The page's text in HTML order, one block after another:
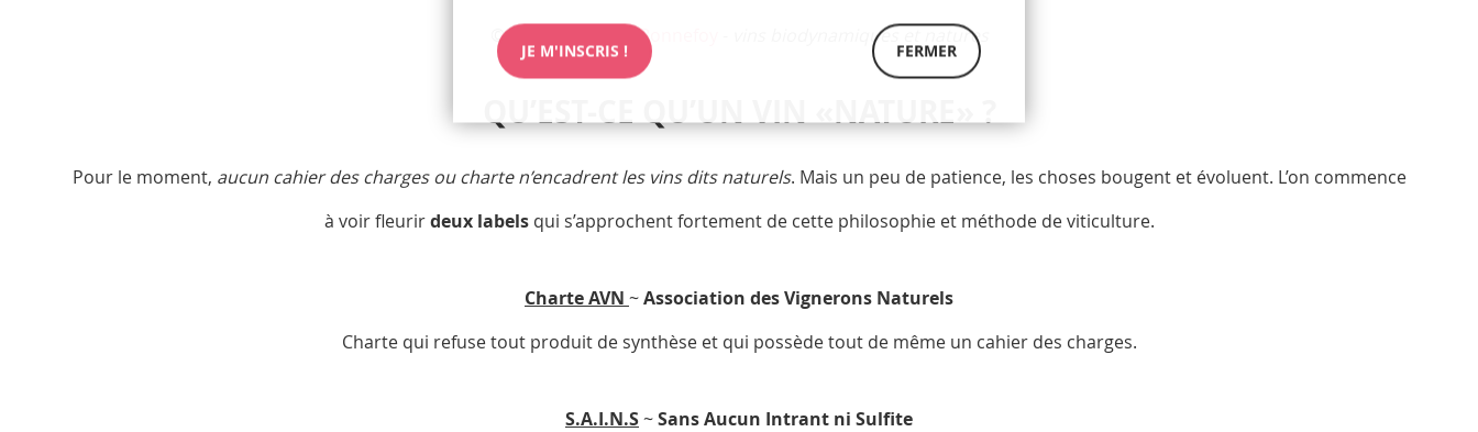
©Domaine Gilles Bonnefoy vins biodynamiques et natures
QU’EST-CE QU’UN VIN «NATURE» ?
Pour le moment, aucun cahier des charges ou charte n’encadrent les vins dits naturels. Mais un peu de patience, les choses bougent et évoluent. L’on commence
à voir fleurirdeux labelsqui s’approchent fortement de cette philosophie et méthode de viticulture.
Charte AVN ~Association des Vignerons Naturels
Charte qui refuse tout produit de synthèse et qui possède tout de même un cahier des charges.
S.A.I.N.S~Sans Aucun Intrant ni Sulfite
JE M'INSCRIS ! FERMER